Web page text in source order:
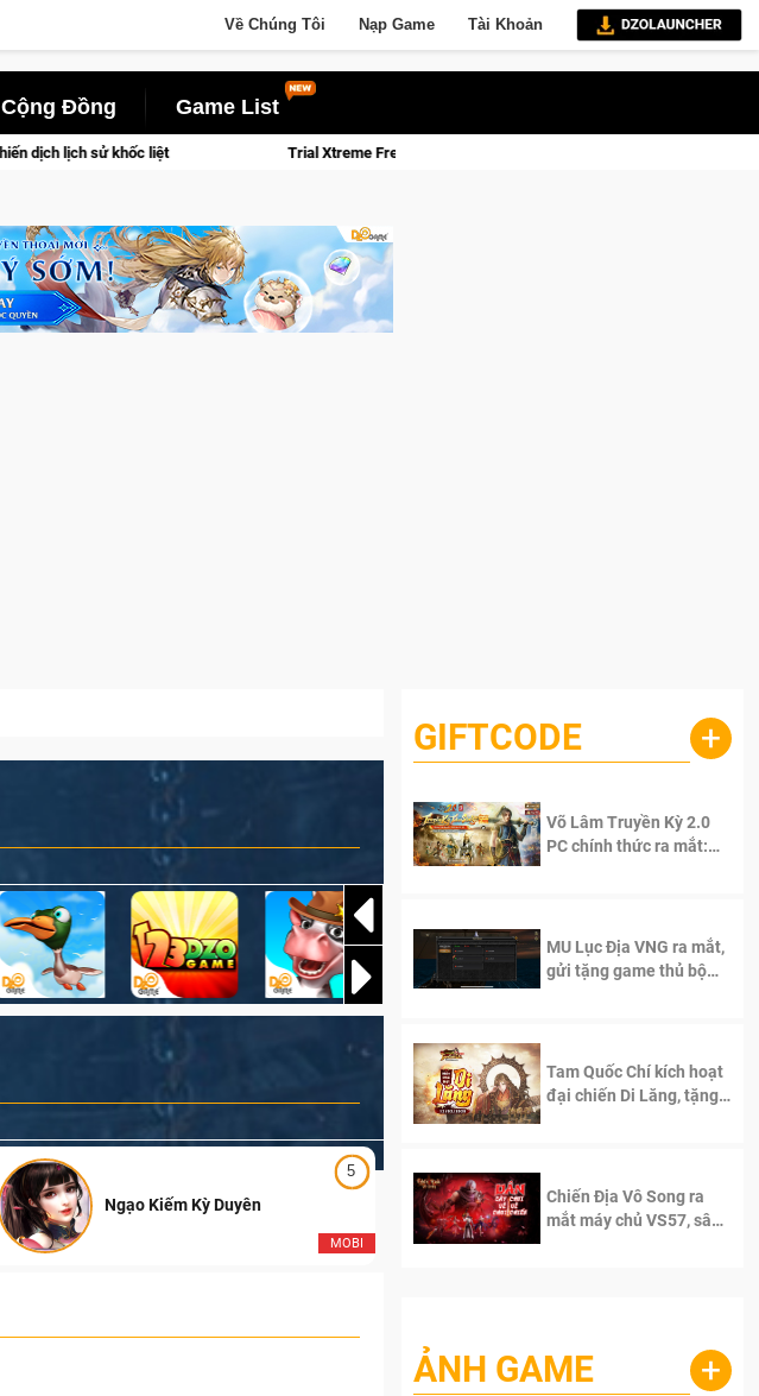
Về Chúng Tôi Nạp Game Tài Khoản
Cộng Đồng Game List
Trial Xtreme Freedom – Game đua xe mô tô PvP sở hữu vật lý siêu thực
5
MOBI
Ngạo Kiếm Kỳ Duyên Ngạo Thiên Mobile
GIFTCODE +
Võ Lâm Truyền Kỳ 2.0
PC chính thức ra mắt:
MU Lục Địa VNG ra mắt,
gửi tặng game thủ bộ
Tam Quốc Chí kích hoạt
đại chiến Di Lăng, tặng
Chiến Địa Vô Song ra
mắt máy chủ VS57, sân
ẢNH GAME +
Lala Croft vừa nóng vừa xinh dưới nét vẽ